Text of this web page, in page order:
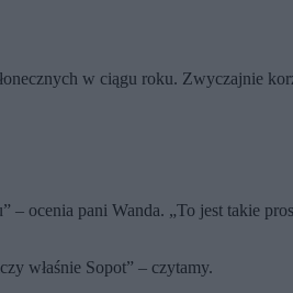
w ciągu roku. Zwyczajnie
– ocenia pani Wanda. „To jest takie
właśnie Sopot” – czytamy.